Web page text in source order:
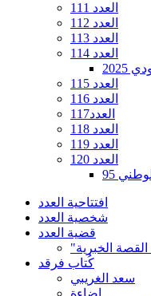
العدد 111
العدد 112
العدد 113
العدد 114
العدد 115
العدد 116
العدد117
العدد 118
العدد 119
العدد 120
95
افتتاحية العدد
شخصية العدد
قضية العدد
القصة الخبرية
كُتاب فرقد
سعد الغريبي
إضاءة